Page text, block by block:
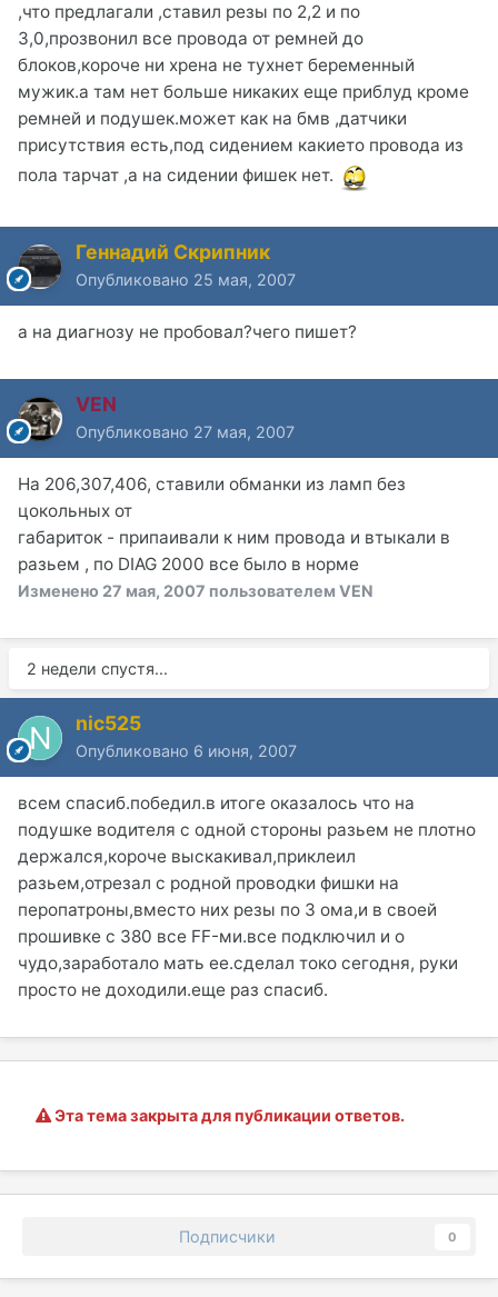
,что предлагали ,ставил резы по 2,2 и по
3,0,прозвонил все провода от ремней до
блоков,короче ни хрена не тухнет беременный
мужик.а там нет больше никаких еще приблуд кроме
ремней и подушек.может как на бмв ,датчики
присутствия есть,под сидением какието провода из
пола тарчат ,а на сидении фишек нет.
Геннадий Скрипник
Опубликовано 25 мая, 2007
а на диагнозу не пробовал?чего пишет?
VEN
Опубликовано 27 мая, 2007
На 206,307,406, ставили обманки из ламп без
цокольных от
габариток - припаивали к ним провода и втыкали в
разьем , по DIAG 2000 все было в норме
Изменено 27 мая, 2007 пользователем VEN
2 недели спустя...
nic525
Опубликовано 6 июня, 2007
всем спасиб.победил.в итоге оказалось что на
подушке водителя с одной стороны разьем не плотно
держался,короче выскакивал,приклеил
разьем,отрезал с родной проводки фишки на
перопатроны,вместо них резы по 3 ома,и в своей
прошивке с 380 все FF-ми.все подключил и о
чудо,заработало мать ее.сделал токо сегодня, руки
просто не доходили.еще раз спасиб.
Эта тема закрыта для публикации ответов.
Подписчики 0